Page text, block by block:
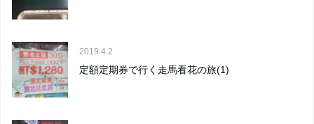
2019.4.2
定額定期券で行く走馬看花の旅(1)